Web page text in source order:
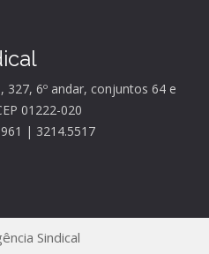
327, 6º andar, conjuntos 64 e
01222-020
| 3214.5517
Sindical